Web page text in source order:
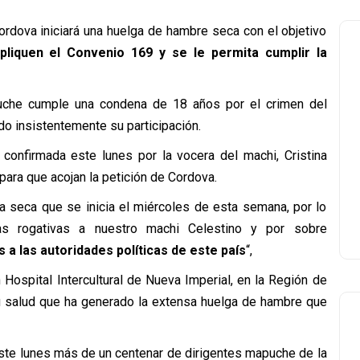
iniciará una huelga de hambre seca con el objetivo
el Convenio 169 y se le permita cumplir la
cumple una condena de 18 años por el crimen del
insistentemente su participación.
este lunes por la vocera del machi, Cristina
que acojan la petición de Cordova.
seca que se inicia el miércoles de esta semana, por lo
rogativas a nuestro machi Celestino y por sobre
las autoridades políticas de este país“,
Intercultural de Nueva Imperial, en la Región de
que ha generado la extensa huelga de hambre que
lunes más de un centenar de dirigentes mapuche de la